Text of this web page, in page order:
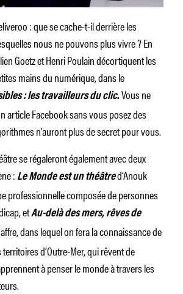
: que se cache-t-il derrière les
nous ne pouvons plus vivre ? En
Goetz et Henri Poulain décortiquent les
mains du numérique, dans le
: les travailleurs du clic. Vous ne
article Facebook sans vous posez des
n’auront plus de secret pour vous.
se régaleront également avec deux
: Le Monde est un théâtred’Anouk
professionnelle composée de personnes
etAu-delà des mers, rêves de
dans lequel on fera la connaissance de
d’Outre-Mer, qui rêvent de
à penser le monde à travers les